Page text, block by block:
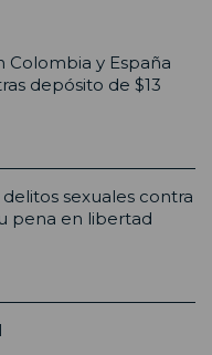
Colombia y España
depósito de $13
sexuales contra
pena en libertad